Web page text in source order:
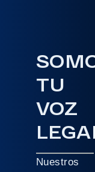
TU
VOZ
Nuestros